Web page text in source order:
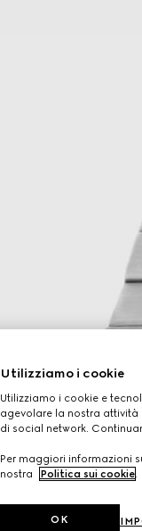
Utilizziamo i cookie
Utilizziamo i cookie e
agevolare la nostra attività
di social network.
Per maggiori informazioni
nostra
Politica sui cookie.
OK